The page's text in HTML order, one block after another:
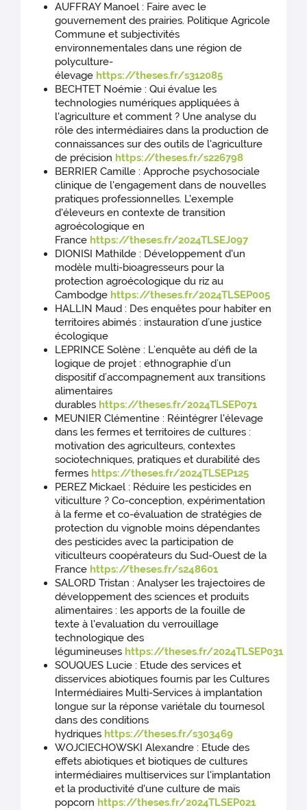
AUFFRAY Manoel : Faire avec le
gouvernement des prairies. Politique Agricole
Commune et subjectivités
environnementales dans une région de
polyculture-
élevage https://theses.fr/s312085
BECHTET Noémie : Qui évalue les
technologies numériques appliquées à
l'agriculture et comment ? Une analyse du
rôle des intermédiaires dans la production de
connaissances sur des outils de l'agriculture
de précision https://theses.fr/s226798
BERRIER Camille : Approche psychosociale
clinique de l'engagement dans de nouvelles
pratiques professionnelles. L'exemple
d'éleveurs en contexte de transition
agroécologique en
France https://theses.fr/2024TLSEJ097
DIONISI Mathilde : Développement d'un
modèle multi-bioagresseurs pour la
protection agroécologique du riz au
Cambodge https://theses.fr/2024TLSEP005
HALLIN Maud : Des enquêtes pour habiter en
territoires abimés : instauration d’une justice
écologique
LEPRINCE Solène : L’enquête au défi de la
logique de projet : ethnographie d’un
dispositif d’accompagnement aux transitions
alimentaires
durables https://theses.fr/2024TLSEP071
MEUNIER Clémentine : Réintégrer l'élevage
dans les fermes et territoires de cultures :
motivation des agriculteurs, contextes
sociotechniques, pratiques et durabilité des
fermes https://theses.fr/2024TLSEP125
PEREZ Mickael : Réduire les pesticides en
viticulture ? Co-conception, expérimentation
à la ferme et co-évaluation de stratégies de
protection du vignoble moins dépendantes
des pesticides avec la participation de
viticulteurs coopérateurs du Sud-Ouest de la
France https://theses.fr/s248601
SALORD Tristan : Analyser les trajectoires de
développement des sciences et produits
alimentaires : les apports de la fouille de
texte à l'evaluation du verrouillage
technologique des
légumineuses https://theses.fr/2024TLSEP031
SOUQUES Lucie : Etude des services et
disservices abiotiques fournis par les Cultures
Intermédiaires Multi-Services à implantation
longue sur la réponse variétale du tournesol
dans des conditions
hydriques https://theses.fr/s303469
WOJCIECHOWSKI Alexandre : Etude des
effets abiotiques et biotiques de cultures
intermédiaires multiservices sur l'implantation
et la productivité d'une culture de maïs
popcorn https://theses.fr/2024TLSEP021